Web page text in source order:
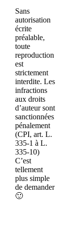
Sans
autorisation
écrite
préalable,
toute
reproduction
est
strictement
interdite. Les
infractions
aux droits
d’auteur sont
sanctionnées
pénalement
(CPI, art. L.
335-1 à L.
335-10)
C’est
tellement
plus simple
de demander
🙂